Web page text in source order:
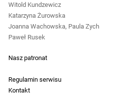
Nasz patronat
Regulamin serwisu
Kontakt
Witold Kundzewicz
Katarzyna Żurowska
Joanna Wachowska, Paula Zych
Paweł Rusek